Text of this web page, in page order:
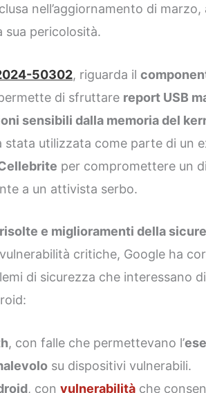
nell’aggiornamento di marzo,
sua pericolosità.
50302, riguarda il
di sfruttare report USB
sensibili dalla memoria del
stata utilizzata come parte di un
per compromettere un
a un attivista serbo.
e miglioramenti della
critiche, Google ha
di sicurezza che interessano
, con falle che permettevano l’
su dispositivi vulnerabili.
, convulnerabilità che